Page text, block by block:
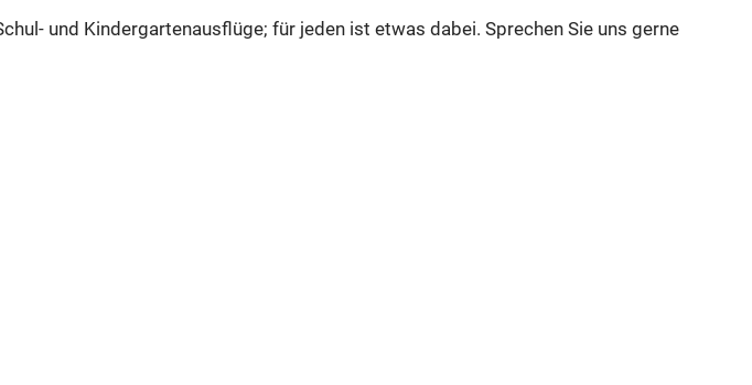
und Kindergartenausflüge; für jeden ist etwas dabei. Sprechen Sie uns gerne